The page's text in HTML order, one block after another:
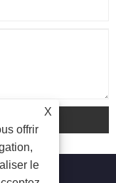
X
offrir
le